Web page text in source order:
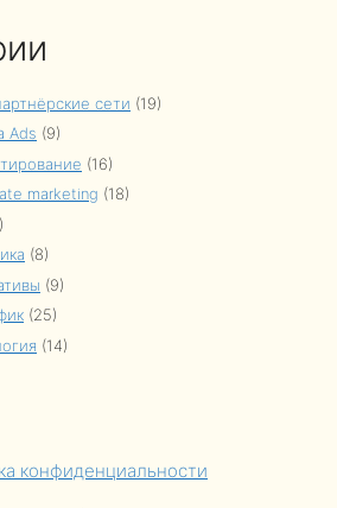
сети (19)
Ads (9)
(16)
marketing (18)
(8)
(9)
(25)
(14)
конфиденциальности